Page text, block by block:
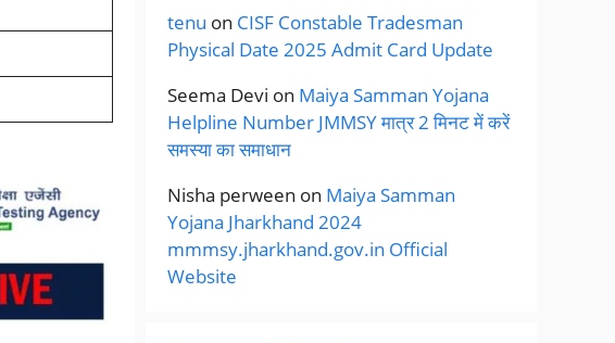
tenu on CISF Constable Tradesman
Physical Date 2025 Admit Card Update
Seema Devi on Maiya Samman Yojana
Helpline Number JMMSY मात्र 2 मिनट में करें
समस्या का समाधान
Nisha perween on Maiya Samman
Yojana Jharkhand 2024
mmmsy.jharkhand.gov.in Official
Website